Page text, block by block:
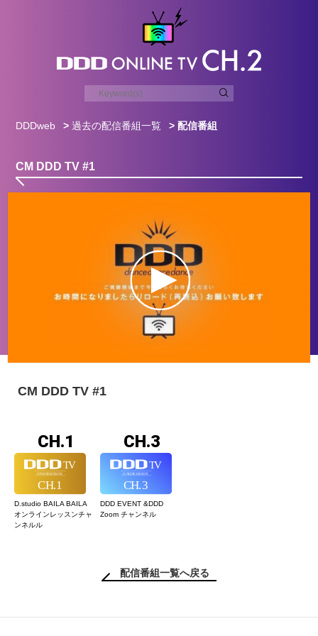
DDDweb >過去の配信番組一覧 > 配信番組
CM DDD TV #1
CM DDD TV #1
CH.1
D.studio BAILA BAILA
オンラインレッスンチャ
ンネルル
CH.3
DDD EVENT &DDD
Zoom チャンネル
配信番組一覧へ戻る